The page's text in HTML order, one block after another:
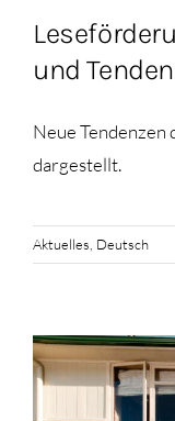
und
Neue
dargestellt.
Aktuelles Deutsch